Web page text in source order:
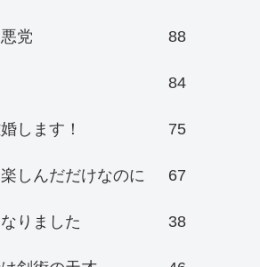
党 88
84
します！ 75
しんだだけなのに 67
りました 38